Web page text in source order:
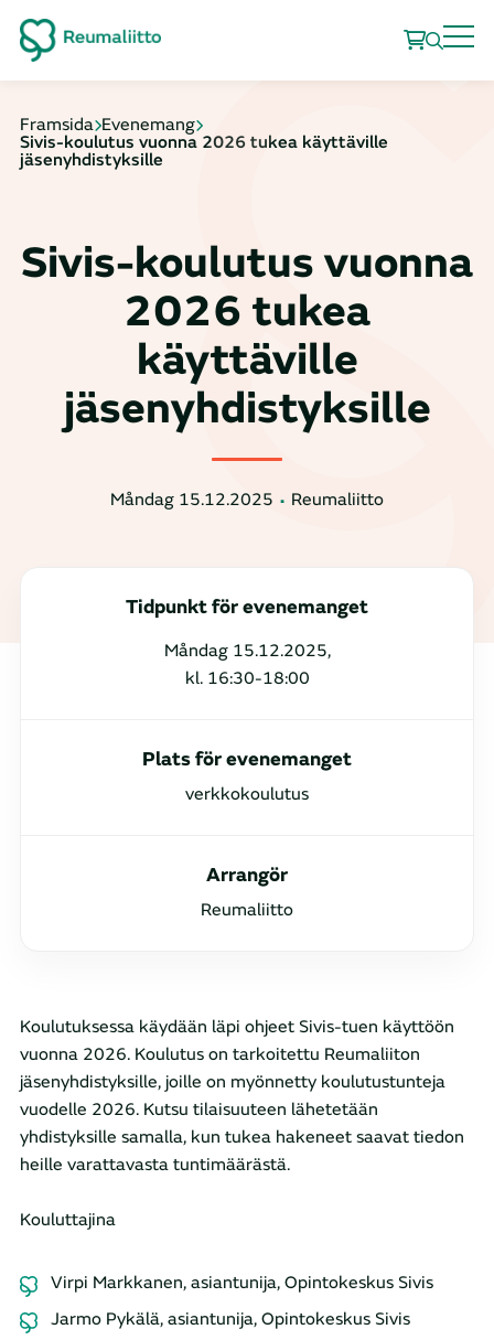
Framsida Evenemang
Sivis-koulutus vuonna 2026 tukea käyttäville
jäsenyhdistyksille
Sivis-koulutus vuonna
2026 tukea
käyttäville
jäsenyhdistyksille
Måndag 15.12.2025 Reumaliitto
Tidpunkt för evenemanget
Måndag 15.12.2025,
kl. 16:30-18:00
Plats för evenemanget
verkkokoulutus
Arrangör
Reumaliitto
Koulutuksessa käydään läpi ohjeet Sivis-tuen käyttöön
vuonna 2026. Koulutus on tarkoitettu Reumaliiton
jäsenyhdistyksille, joille on myönnetty koulutustunteja
vuodelle 2026. Kutsu tilaisuuteen lähetetään
yhdistyksille samalla, kun tukea hakeneet saavat tiedon
heille varattavasta tuntimäärästä.
Kouluttajina
Virpi Markkanen, asiantunija, Opintokeskus Sivis
Jarmo Pykälä, asiantunija, Opintokeskus Sivis